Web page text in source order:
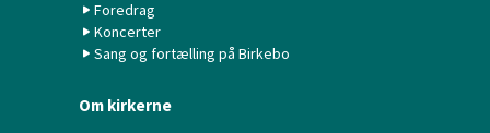
Foredrag
Koncerter
Sang og fortælling på Birkebo
Om kirkerne